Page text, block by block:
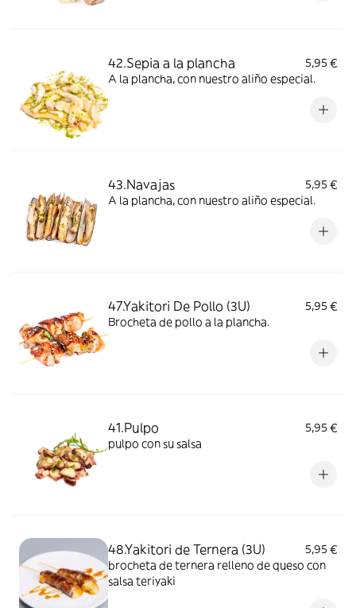
42.Sepia a la plancha
5,95 €
A la plancha, con nuestro aliño especial.
43.Navajas
5,95 €
A la plancha, con nuestro aliño especial.
47.Yakitori De Pollo (3U)
5,95 €
Brocheta de pollo a la plancha.
41.Pulpo
5,95 €
pulpo con su salsa
48.Yakitori de Ternera (3U)
5,95 €
brocheta de ternera relleno de queso con
salsa teriyaki